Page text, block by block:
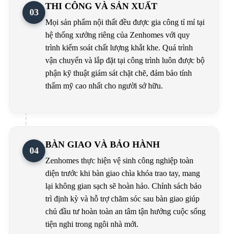
03
THI CÔNG VÀ SẢN XUẤT
Mọi sản phẩm nội thất đều được gia công tỉ mỉ tại
hệ thống xưởng riêng của Zenhomes với quy
trình kiểm soát chất lượng khắt khe. Quá trình
vận chuyển và lắp đặt tại công trình luôn được bộ
phận kỹ thuật giám sát chặt chẽ, đảm bảo tính
thẩm mỹ cao nhất cho người sở hữu.
04
BÀN GIAO VÀ BẢO HÀNH
Zenhomes thực hiện vệ sinh công nghiệp toàn
diện trước khi bàn giao chìa khóa trao tay, mang
lại không gian sạch sẽ hoàn hảo. Chính sách bảo
trì định kỳ và hỗ trợ chăm sóc sau bàn giao giúp
chủ đầu tư hoàn toàn an tâm tận hưởng cuộc sống
tiện nghi trong ngôi nhà mới.